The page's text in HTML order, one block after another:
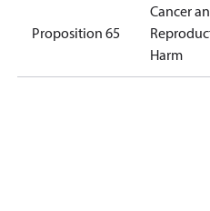
Proposition 65
Cancer
Harm